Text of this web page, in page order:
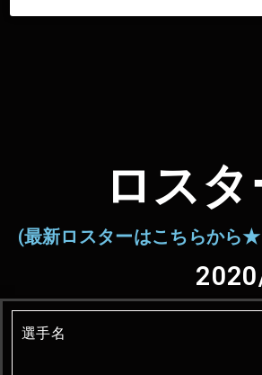
ロスタ
(最新ロスターはこちらから
選手名